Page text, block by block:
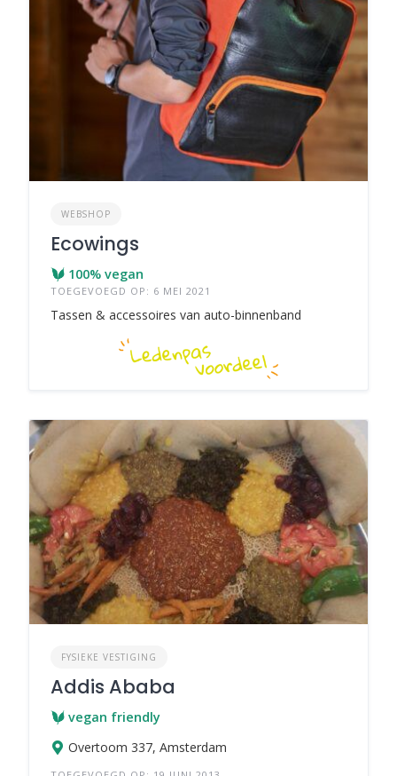
WEBSHOP
Ecowings
100% vegan
TOEGEVOEGD OP: 6 MEI 2021
Tassen & accessoires van auto-binnenband
FYSIEKE VESTIGING
Addis Ababa
vegan friendly
Overtoom 337, Amsterdam